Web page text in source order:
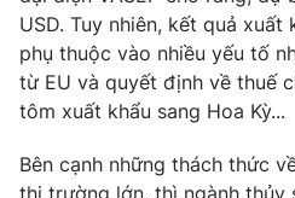
USD. Tuy nhiên, kết quả xuất
phụ thuộc vào nhiều yếu tố
từ EU và quyết định về thuế
tôm xuất khẩu sang Hoa Kỳ...
Bên cạnh những thách thức
thị trường lớn, thì ngành thủy